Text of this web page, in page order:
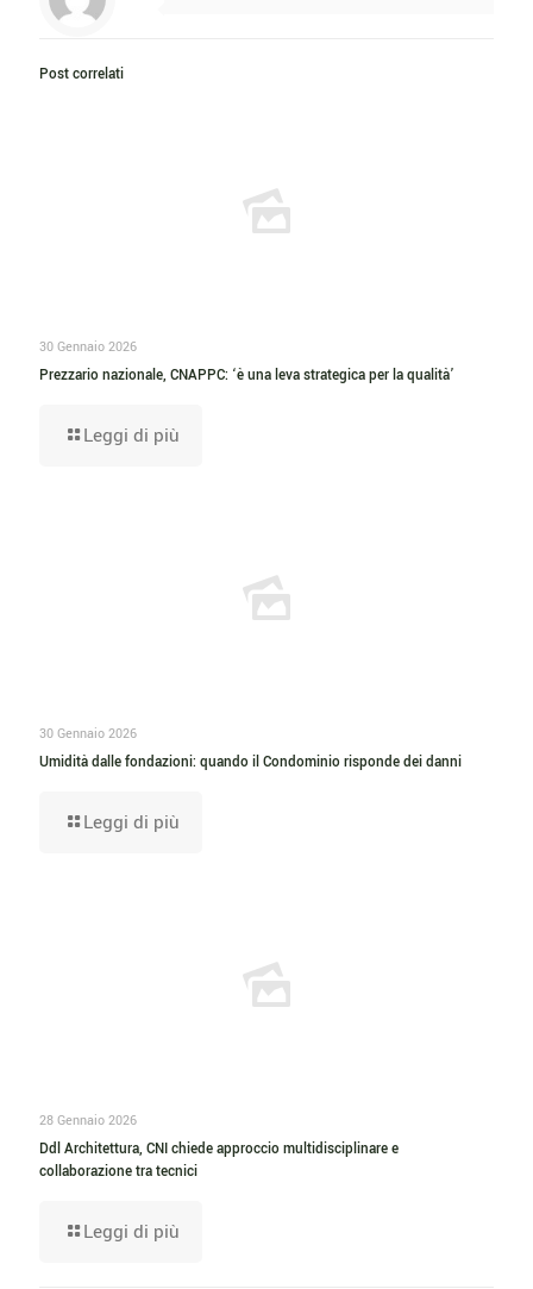
Post correlati
30 Gennaio 2026
Prezzario nazionale, CNAPPC: ‘è una leva strategica per la qualità’
Leggi di più
30 Gennaio 2026
Umidità dalle fondazioni: quando il Condominio risponde dei danni
Leggi di più
28 Gennaio 2026
Ddl Architettura, CNI chiede approccio multidisciplinare e
collaborazione tra tecnici
Leggi di più